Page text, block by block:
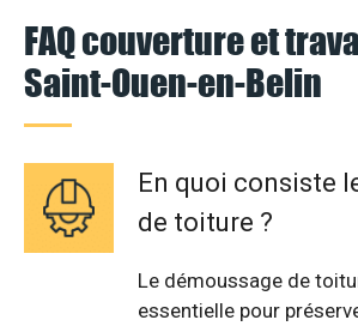
FAQ couverture et
Saint-Ouen-en-Belin
En quoi consiste
de toiture ?
Le démoussage de
essentielle pour